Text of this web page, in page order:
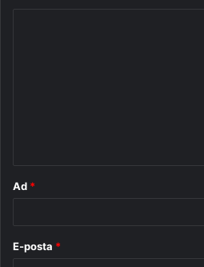
Ad *
E-posta *